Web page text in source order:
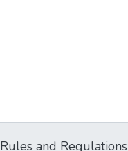
Rules and Regulations